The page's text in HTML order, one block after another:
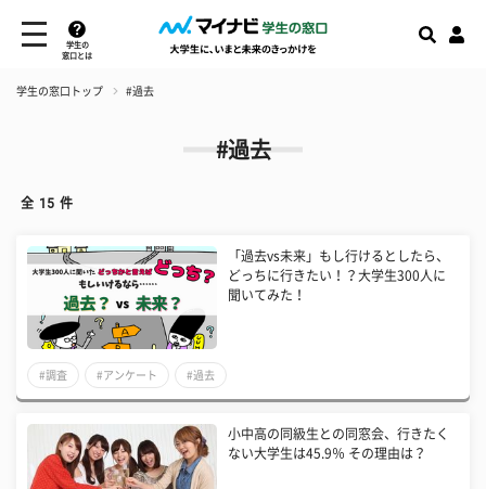
学生の
窓口とは
学生の窓口トップ #過去
#過去
全 15 件
「過去vs未来」もし行けるとしたら、
どっちに行きたい！？大学生300人に
聞いてみた！
#調査 #アンケート #過去
小中高の同級生との同窓会、行きたく
ない大学生は45.9％ その理由は？